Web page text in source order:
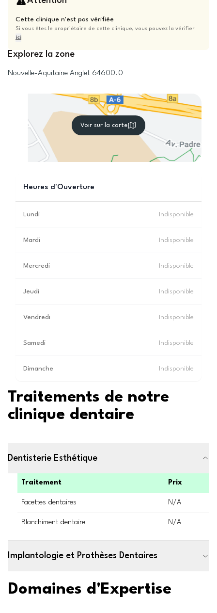
Cette clinique n'est pas vérifiée
Si vous êtes le propriétaire de cette clinique, vous pouvez la vérifier
ici
Explorez la zone
Nouvelle-Aquitaine Anglet 64600.0
Voir sur la carte
Heures d'Ouverture
Lundi Indisponible
Mardi Indisponible
Mercredi Indisponible
Jeudi Indisponible
Vendredi Indisponible
Samedi Indisponible
Dimanche Indisponible
Traitements de notre
clinique dentaire
Dentisterie Esthétique
Traitement Prix
Facettes dentaires N/A
Blanchiment dentaire N/A
Implantologie et Prothèses Dentaires
Domaines d'Expertise